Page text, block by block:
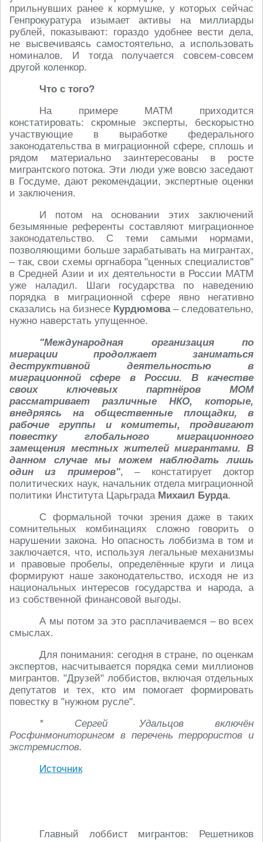
прильнувших ранее к кормушке, у которых сейчас
Генпрокуратура изымает активы на миллиарды
рублей, показывают: гораздо удобнее вести дела,
не высвечиваясь самостоятельно, а использовать
номиналов. И тогда получается совсем-совсем
другой коленкор.
Что с того?
На примере МАТМ приходится
констатировать: скромные эксперты, бескорыстно
участвующие в выработке федерального
законодательства в миграционной сфере, сплошь и
рядом материально заинтересованы в росте
мигрантского потока. Эти люди уже вовсю заседают
в Госдуме, дают рекомендации, экспертные оценки
и заключения.
И потом на основании этих заключений
безымянные референты составляют миграционное
законодательство. С теми самыми нормами,
позволяющими больше зарабатывать на мигрантах,
– так, свои схемы оргнабора "ценных специалистов"
в Средней Азии и их деятельности в России МАТМ
уже наладил. Шаги государства по наведению
порядка в миграционной сфере явно негативно
сказались на бизнесе Курдюмова – следовательно,
нужно наверстать упущенное.
"Международная организация по
миграции продолжает заниматься
деструктивной деятельностью в
миграционной сфере в России. В качестве
своих ключевых партнёров МОМ
рассматривает различные НКО, которые,
внедряясь на общественные площадки, в
рабочие группы и комитеты, продвигают
повестку глобального миграционного
замещения местных жителей мигрантами. В
данном случае мы можем наблюдать лишь
один из примеров", – констатирует доктор
политических наук, начальник отдела миграционной
политики Института Царьграда Михаил Бурда.
С формальной точки зрения даже в таких
сомнительных комбинациях сложно говорить о
нарушении закона. Но опасность лоббизма в том и
заключается, что, используя легальные механизмы
и правовые пробелы, определённые круги и лица
формируют наше законодательство, исходя не из
национальных интересов государства и народа, а
из собственной финансовой выгоды.
А мы потом за это расплачиваемся – во всех
смыслах.
Для понимания: сегодня в стране, по оценкам
экспертов, насчитывается порядка семи миллионов
мигрантов. "Друзей" лоббистов, включая отдельных
депутатов и тех, кто им помогает формировать
повестку в "нужном русле".
* Сергей Удальцов включён
Росфинмониторингом в перечень террористов и
экстремистов.
Источник
Главный лоббист мигрантов: Решетников